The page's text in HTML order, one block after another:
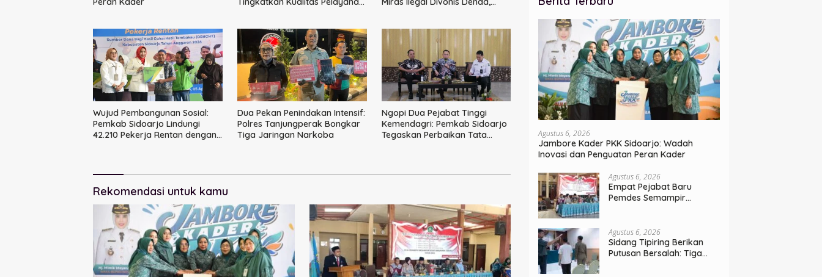
Wujud Pembangunan Sosial:
Pemkab Sidoarjo Lindungi
42.210 Pekerja Rentan dengan
Dua Pekan Penindakan Intensif:
Polres Tanjungperak Bongkar
Tiga Jaringan Narkoba
Ngopi Dua Pejabat Tinggi
Kemendagri: Pemkab Sidoarjo
Tegaskan Perbaikan Tata
Rekomendasi untuk kamu
Agustus 6, 2026
Jambore Kader PKK Sidoarjo: Wadah
Inovasi dan Penguatan Peran Kader
Agustus 6, 2026
Empat Pejabat Baru
Pemdes Semampir
Agustus 6, 2026
Sidang Tipiring Berikan
Putusan Bersalah: Tiga